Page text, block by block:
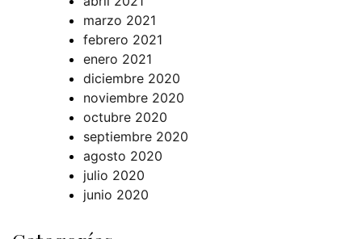
marzo 2021
febrero 2021
enero 2021
diciembre 2020
noviembre 2020
octubre 2020
septiembre 2020
agosto 2020
julio 2020
junio 2020